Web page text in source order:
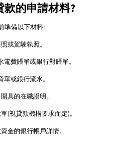
的申請材料?
準備以下材料:
或駕駛執照。
費賬單或銀行對賬單。
或銀行流水。
具的在職證明。
(視貸款機構要求而定)。
金的銀行帳戶詳情。